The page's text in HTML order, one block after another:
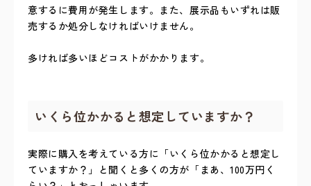
意するに費用が発生します。また、展示品もいずれは販
売するか処分しなければいけません。
多ければ多いほどコストがかかります。
いくら位かかると想定していますか？
実際に購入を考えている方に「いくら位かかると想定し
ていますか？」と聞くと多くの方が「まあ、100万円く